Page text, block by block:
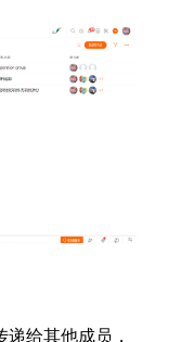
给其他成员，